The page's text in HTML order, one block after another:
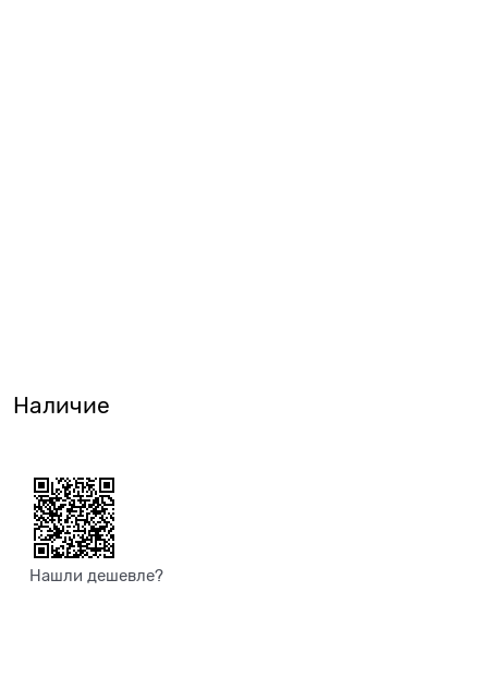
Наличие
Нашли дешевле?